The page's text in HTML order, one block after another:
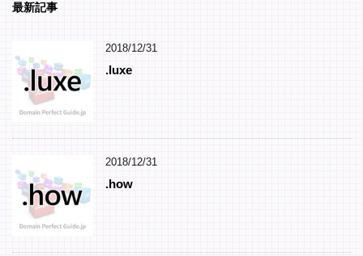
最新記事
2018/12/31
.luxe
2018/12/31
.how